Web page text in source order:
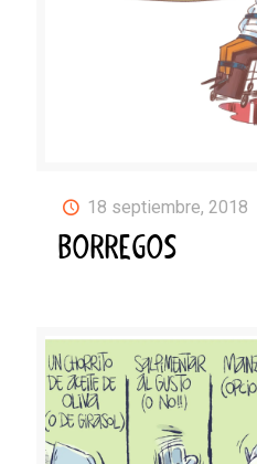
18 septiembre, 2018
BORREGOS